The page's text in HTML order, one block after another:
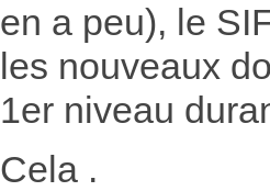
en a peu), le
les nouveaux
1er niveau
Cela .